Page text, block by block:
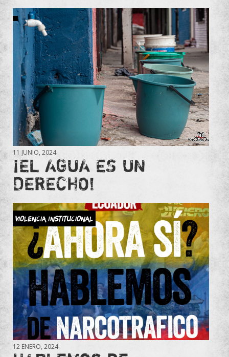
11 JUNIO, 2024
¡EL AGUA ES UN
DERECHO!
Violencia Institucional
12 ENERO, 2024